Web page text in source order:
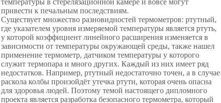
температуры в стерелязационной камере и вовсе могут
привести к печальным последствиям.
Существует множество разновидностей термометров: ртутный,
где указателем уровня измеряемой температуры является ртуть,
у которой коэффициент линейного расширения изменяется в
зависимости от температуры окружающей среды, также нашел
применение термометр, датчиком температуры у которого
служит термопара и много других. Каждый из них имеет ряд
недостатков. Например, ртутный недостаточно точен, а в случае
раскола колбы произойдёт утечка ртути, которая очень опасна
для здоровья людей. Поэтому темой настоящего дипломного
проекта является разработка безопасного термометра, который